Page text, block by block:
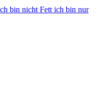
bin nicht Fett ich bin nur